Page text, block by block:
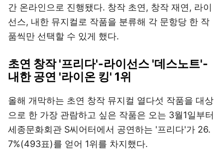
간 온라인으로 진행됐다. 창작 초연, 창작 재연, 라이
선스, 내한 뮤지컬로 작품을 분류해 각 문항당 한 작
품씩만 선택할 수 있게 했다.
초연 창작 '프리다'-라이선스 '데스노트'-
내한 공연 '라이온 킹' 1위
올해 개막하는 초연 창작 뮤지컬 열다섯 작품을 대상
으로 한 가장 관람하고 싶은 작품은 오는 3월1일부터
세종문화회관 S씨어터에서 공연하는 '프리다'가 26.
7%(493표)를 얻어 1위를 차지했다.